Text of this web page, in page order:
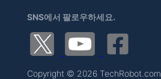
SNS에서 팔로우하세요.
Copyright © 2026 TechRobot.com